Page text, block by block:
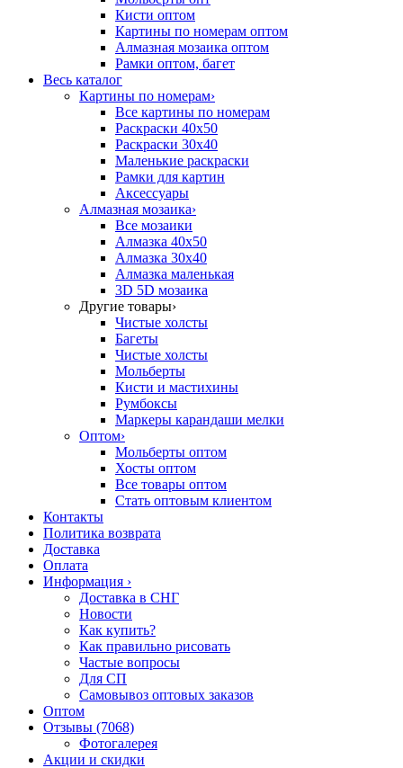
Кисти оптом
Картины по номерам оптом
Алмазная мозаика оптом
Рамки оптом, багет
Весь каталог
Картины по номерам›
Все картины по номерам
Раскраски 40х50
Раскраски 30х40
Маленькие раскраски
Рамки для картин
Аксессуары
Алмазная мозаика›
Все мозаики
Алмазка 40х50
Алмазка 30х40
Алмазка маленькая
3D 5D мозаика
Другие товары›
Чистые холсты
Багеты
Чистые холсты
Мольберты
Кисти и мастихины
Румбоксы
Маркеры карандаши мелки
Оптом›
Мольберты оптом
Хосты оптом
Все товары оптом
Стать оптовым клиентом
Контакты
Политика возврата
Доставка
Оплата
Информация ›
Доставка в СНГ
Новости
Как купить?
Как правильно рисовать
Частые вопросы
Для СП
Самовывоз оптовых заказов
Оптом
Отзывы (7068)
Фотогалерея
Акции и скидки